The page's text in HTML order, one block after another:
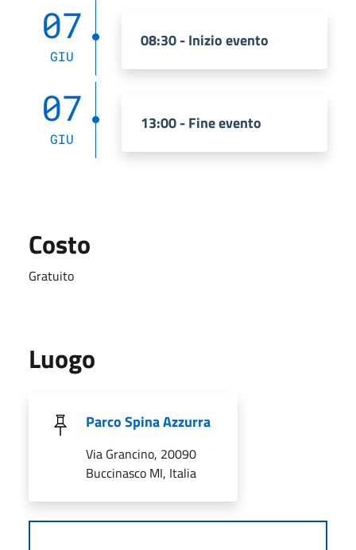
07
GIU
08:30 - Inizio evento
07
GIU
13:00 - Fine evento
Costo
Gratuito
Luogo
Parco Spina Azzurra
Via Grancino, 20090
Buccinasco MI, Italia